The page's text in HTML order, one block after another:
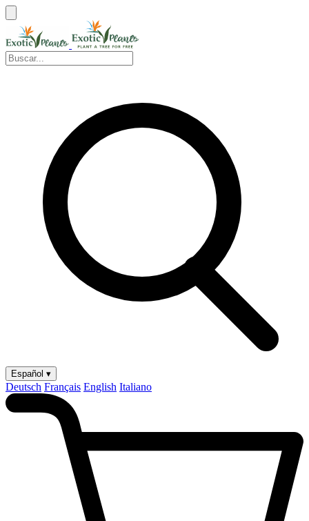
Español ▾
Deutsch Français English Italiano